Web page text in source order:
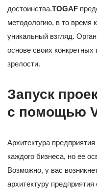
достоинства.TOGAF
методологию, в то время
уникальный взгляд.
основе своих конкретных
зрелости.
Запуск
с помощью
Архитектура
каждого бизнеса, но ее
Возможно, у вас
архитектуру